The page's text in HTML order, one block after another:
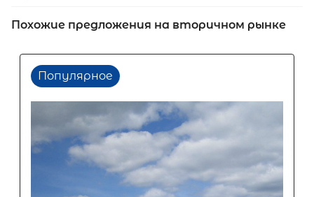
Похожие предложения на вторичном рынке
Популярное